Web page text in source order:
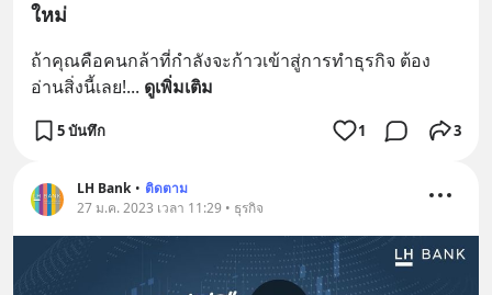
ใหม่
ถ้าคุณคือคนกล้าที่กำลังจะก้าวเข้าสู่การทำธุรกิจ ต้อง
อ่านสิ่งนี้เลย!... ดูเพิ่มเติม
5 บันทึก 1 3
LH Bank • ติดตาม
27 ม.ค. 2023 เวลา 11:29 • ธุรกิจ